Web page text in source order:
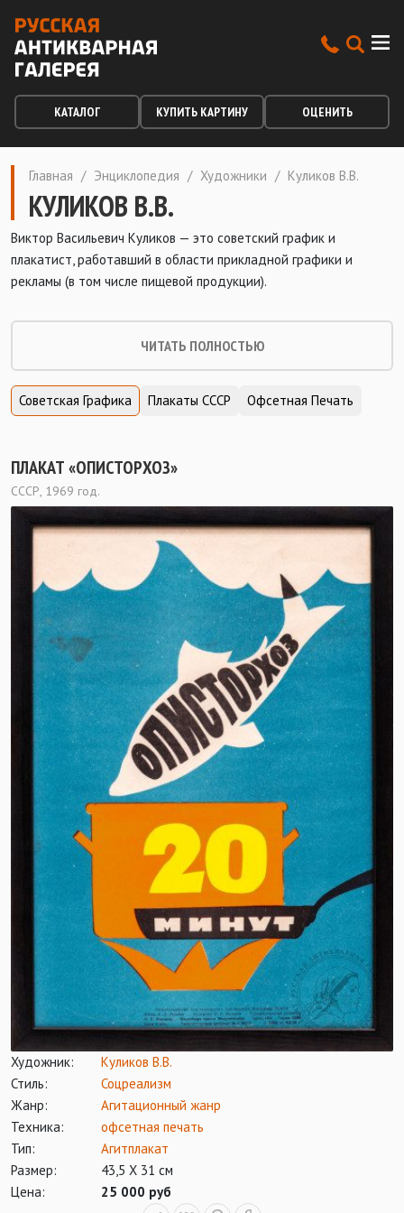
КАТАЛОГ КУПИТЬ КАРТИНУ ОЦЕНИТЬ
Главная / Энциклопедия / Художники / Куликов В.В.
КУЛИКОВ В.В.
Виктор Васильевич Куликов — это советский график и
плакатист, работавший в области прикладной графики и
рекламы (в том числе пищевой продукции).
ЧИТАТЬ ПОЛНОСТЬЮ
Советская Графика Плакаты СССР Офсетная Печать
ПЛАКАТ «ОПИСТОРХОЗ»
СССР, 1969 год.
Художник:
Куликов В.В.
Стиль:
Соцреализм
Жанр:
Агитационный жанр
Техника:
офсетная печать
Тип:
Агитплакат
Размер:
43,5 Х 31 см
Цена:
25 000 руб